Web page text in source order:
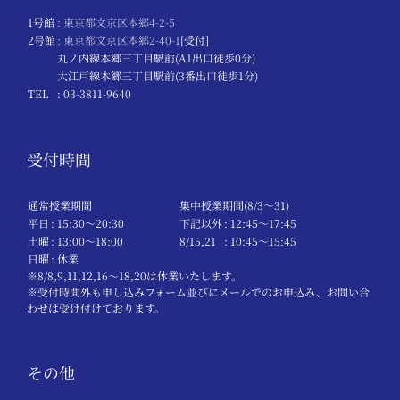
1号館 : 東京都文京区本郷4-2-5
2号館: 東京都文京区本郷2-40-1[受付]
丸ノ内線本郷三丁目駅前(A1出口徒歩0分)
大江戸線本郷三丁目駅前(3番出口徒歩1分)
TEL
: 03-3811-9640
受付時間
通常授業期間
集中授業期間(8/3～31)
平日 : 15:30〜20:30 下記以外: 12:45〜17:45
土曜: 13:00〜18:00 8/15,21
: 10:45〜15:45
日曜: 休業
※8/8,9,11,12,16～18,20は休業いたします。
※受付時間外も申し込みフォーム並びにメールでのお申込み、お問い合
わせは受け付けております。
その他